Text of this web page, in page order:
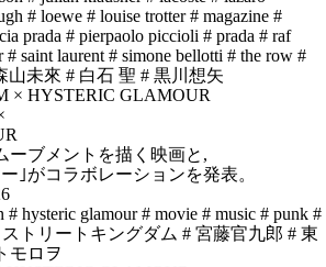
# loewe # louise trotter # magazine #
prada # pierpaolo piccioli # prada # raf
# saint laurent # simone bellotti # the row #
山未來 # 白石 聖 # 黒川想矢
ーブメントを描く映画と,
｣がコラボレーションを発表。
# hysteric glamour # movie # music # punk #
ストリートキングダム # 宮藤官九郎 # 東
モロヲ